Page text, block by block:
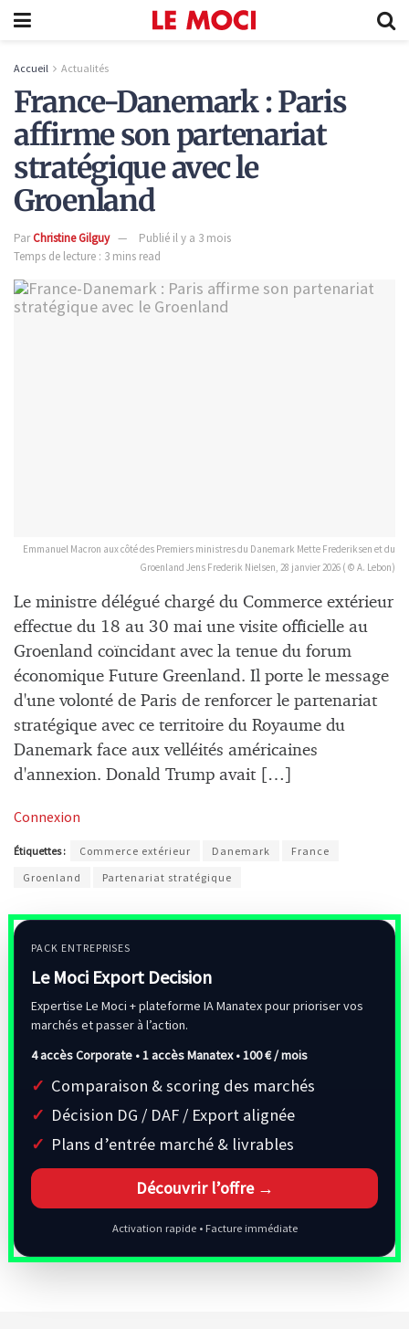
Accueil Actualités
France-Danemark : Paris
affirme son partenariat
stratégique avec le
Groenland
ParChristine Gilguy
Publié il y a 3 mois
Temps de lecture : 3 mins read
Emmanuel Macron aux côté des Premiers ministres du Danemark Mette Frederiksen et du
Groenland Jens Frederik Nielsen, 28 janvier 2026 ( © A. Lebon)
Le ministre délégué chargé du Commerce extérieur
effectue du 18 au 30 mai une visite officielle au
Groenland coïncidant avec la tenue du forum
économique Future Greenland. Il porte le message
d'une volonté de Paris de renforcer le partenariat
stratégique avec ce territoire du Royaume du
Danemark face aux velléités américaines
d'annexion. Donald Trump avait […]
Connexion
Étiquettes : Commerce extérieur Danemark
France
Groenland
Partenariat stratégique
PACK ENTREPRISES
Le Moci Export Decision
Expertise Le Moci + plateforme IA Manatex pour prioriser vos
marchés et passer à l’action.
4 accès Corporate • 1 accès Manatex •100 € / mois
Comparaison & scoring des marchés
Décision DG / DAF / Export alignée
Plans d’entrée marché & livrables
Découvrir l’offre →
Activation rapide • Facture immédiate